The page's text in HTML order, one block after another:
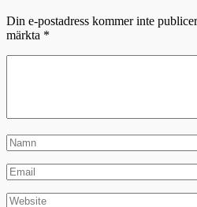
Din e-postadress kommer inte
märkta *